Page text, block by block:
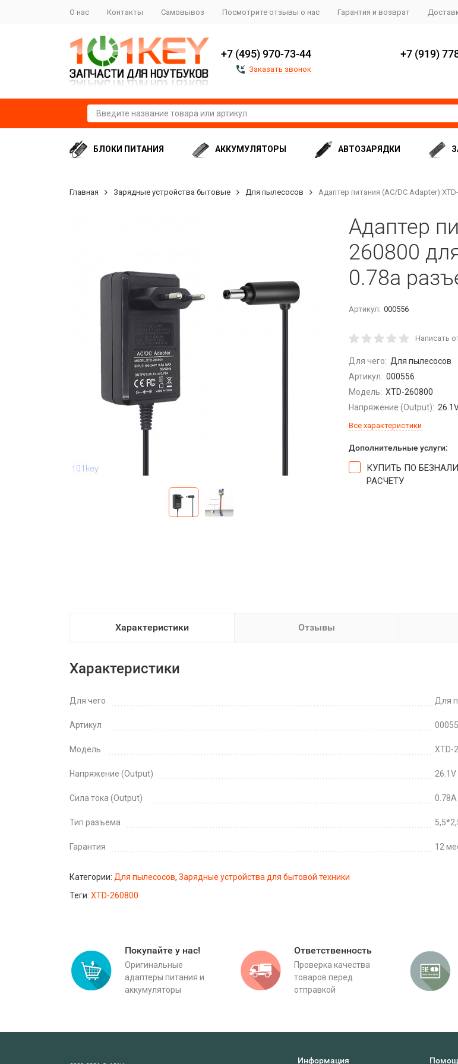
О нас Контакты Самовывоз Посмотрите отзывы о нас Гарантия и возврат
+7 (495) 970-73-44
Заказать звонок
+7 (919)
БЛОКИ ПИТАНИЯ АККУМУЛЯТОРЫ АВТОЗАРЯДКИ
Главная Зарядные устройства бытовые Для пылесосов Адаптер питания (AC/DC Adapter)
Адаптер
260800
0.78a
Артикул: 000556
Написать
Для чего: Для пылесосов
Артикул: 000556
Модель: XTD-260800
Напряжение (Output):
Все характеристики
Дополнительные услуги:
КУПИТЬ ПО
РАСЧЕТУ
Характеристики Отзывы
Характеристики
Для чего Для
Артикул
Модель XTD-
Напряжение (Output) 26.1V
Сила тока (Output) 0.78A
Тип разъема
Гарантия 12
Категории: Для пылесосов, Зарядные устройства для бытовой техники
Теги: XTD-260800
Покупайте у нас!
Оригинальные
адаптеры питания и
аккумуляторы
Ответственность
Проверка качества
товаров перед
отправкой
Информация